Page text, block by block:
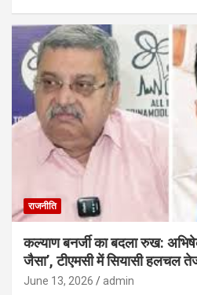
राजनीति
कल्याण बनर्जी का बदला रुख:
जैसा’, टीएमसी में सियासी हलचल
June 13, 2026 admin